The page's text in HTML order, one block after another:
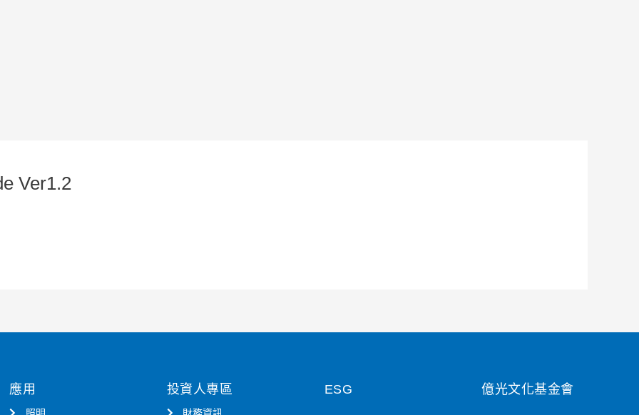
Ver1.2
應用 投資人專區 ESG 億光文化基金會